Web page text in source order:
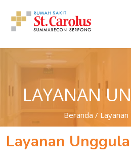
LAYANAN
Beranda / Layanan
Layanan